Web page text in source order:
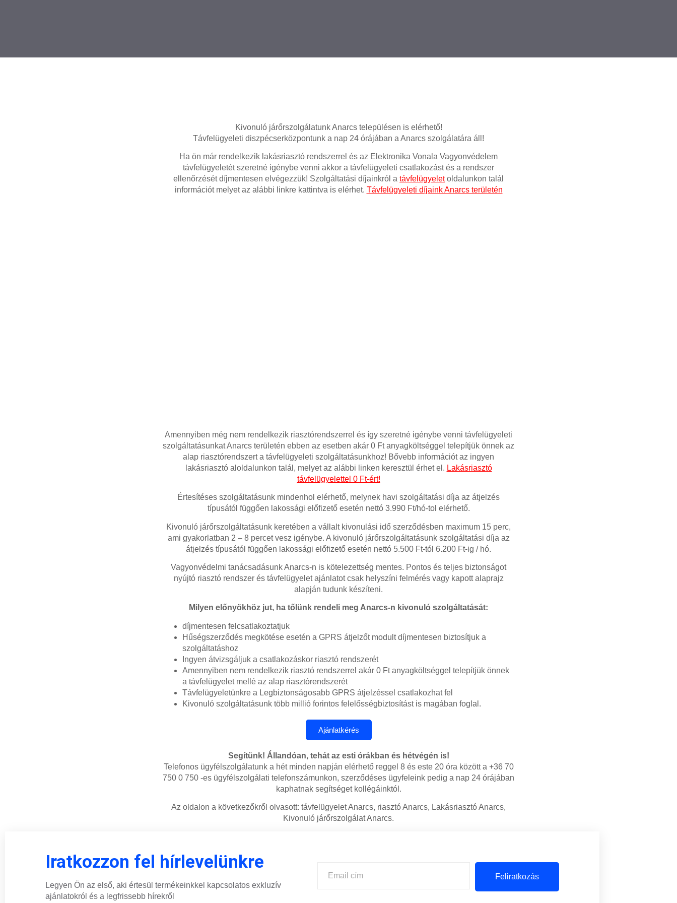
Kivonuló járőrszolgálatunk Anarcs településen is elérhető!
Távfelügyeleti diszpécserközpontunk a nap 24 órájában a Anarcs szolgálatára áll!
Ha ön már rendelkezik lakásriasztó rendszerrel és az Elektronika Vonala Vagyonvédelem
távfelügyeletét szeretné igénybe venni akkor a távfelügyeleti csatlakozást és a rendszer
ellenőrzését díjmentesen elvégezzük! Szolgáltatási díjainkról a távfelügyeletoldalunkon talál
információt melyet az alábbi linkre kattintva is elérhet. Távfelügyeleti díjaink Anarcs területén
Amennyiben még nem rendelkezik riasztórendszerrel és így szeretné igénybe venni távfelügyeleti
szolgáltatásunkat Anarcs területén ebben az esetben akár 0 Ft anyagköltséggel telepítjük önnek az
alap riasztórendszert a távfelügyeleti szolgáltatásunkhoz! Bővebb információt az ingyen
lakásriasztó aloldalunkon talál, melyet az alábbi linken keresztül érhet el. Lakásriasztó
távfelügyelettel 0 Ft-ért!
Értesítéses szolgáltatásunk mindenhol elérhető, melynek havi szolgáltatási díja az átjelzés
típusától függően lakossági előfizető esetén nettó 3.990 Ft/hó-tol elérhető.
Kivonuló járőrszolgáltatásunk keretében a vállalt kivonulási idő szerződésben maximum 15 perc,
ami gyakorlatban 2 – 8 percet vesz igénybe. A kivonuló járőrszolgáltatásunk szolgáltatási díja az
átjelzés típusától függően lakossági előfizető esetén nettó 5.500 Ft-tól 6.200 Ft-ig / hó.
Vagyonvédelmi tanácsadásunk Anarcs-n is kötelezettség mentes. Pontos és teljes biztonságot
nyújtó riasztó rendszer és távfelügyelet ajánlatot csak helyszíni felmérés vagy kapott alaprajz
alapján tudunk készíteni.
Milyen előnyökhöz jut, ha tőlünk rendeli meg Anarcs-n kivonuló szolgáltatását:
díjmentesen felcsatlakoztatjuk
Hűségszerződés megkötése esetén a GPRS átjelzőt modult díjmentesen biztosítjuk a
szolgáltatáshoz
Ingyen átvizsgáljuk a csatlakozáskor riasztó rendszerét
Amennyiben nem rendelkezik riasztó rendszerrel akár 0 Ft anyagköltséggel telepítjük önnek
a távfelügyelet mellé az alap riasztórendszerét
Távfelügyeletünkre a Legbiztonságosabb GPRS átjelzéssel csatlakozhat fel
Kivonuló szolgáltatásunk több millió forintos felelősségbiztosítást is magában foglal.
Segítünk! Állandóan, tehát az esti órákban és hétvégén is!
Telefonos ügyfélszolgálatunk a hét minden napján elérhető reggel 8 és este 20 óra között a +36 70
750 0 750 -es ügyfélszolgálati telefonszámunkon, szerződéses ügyfeleink pedig a nap 24 órájában
kaphatnak segítséget kollégáinktól.
Az oldalon a következőkről olvasott: távfelügyelet Anarcs, riasztó Anarcs, Lakásriasztó Anarcs,
Kivonuló járőrszolgálat Anarcs.
Iratkozzon fel hírlevelünkre
Legyen Ön az első, aki értesül termékeinkkel kapcsolatos exkluzív
ajánlatokról és a legfrissebb hírekről
Feliratkozás